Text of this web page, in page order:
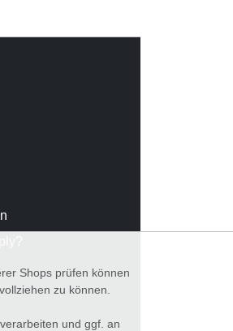
Shops prüfen können
zu können.
und ggf. an